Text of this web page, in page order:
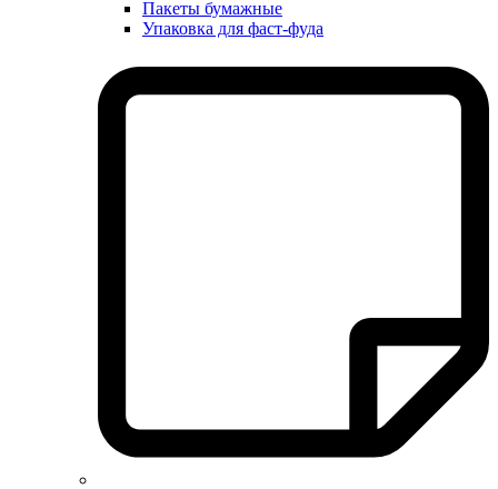
Пакеты бумажные
Упаковка для фаст-фуда